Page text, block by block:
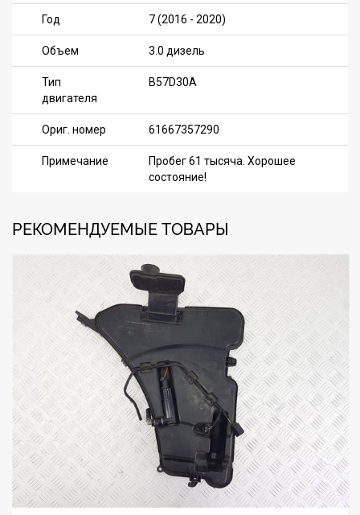
Год 7 (2016 - 2020)
Объем 3.0 дизель
Тип
двигателя
B57D30A
Ориг. номер 61667357290
Примечание
Пробег 61 тысяча. Хорошее
состояние!
РЕКОМЕНДУЕМЫЕ ТОВАРЫ